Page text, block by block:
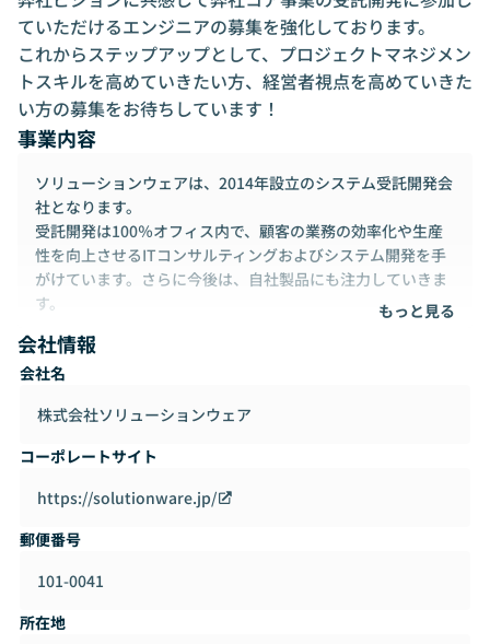
ていただけるエンジニアの募集を強化しております。
これからステップアップとして、プロジェクトマネジメン
トスキルを高めていきたい方、経営者視点を高めていきた
い方の募集をお待ちしています！
事業内容
ソリューションウェアは、2014年設立のシステム受託開発会
社となります。
受託開発は100％オフィス内で、顧客の業務の効率化や生産
性を向上させるITコンサルティングおよびシステム開発を手
がけています。さらに今後は、自社製品にも注力していきま
す。
◆電力小売業向けシステム事業
受託サービス
・卒FIT向け買取料金計算システムの構築・運用
・電力トラッキングシステムの構築・運用
・電力小売業者向け自社サービス「SOLT」の開発・販売
◆Salesforce事業
・改善支援サービス
・Sales Cloud
もっと見る
会社情報
会社名
株式会社ソリューションウェア
コーポレートサイト
https://solutionware.jp/
郵便番号
101-0041
所在地